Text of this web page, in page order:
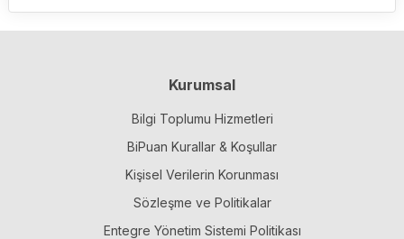
Kurumsal
Bilgi Toplumu Hizmetleri
BiPuan Kurallar & Koşullar
Kişisel Verilerin Korunması
Sözleşme ve Politikalar
Entegre Yönetim Sistemi Politikası